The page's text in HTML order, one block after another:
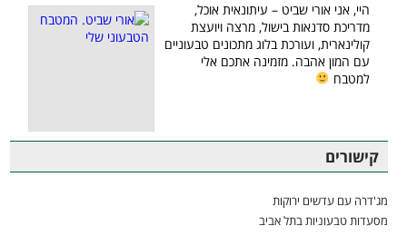
היי, אני אורי שביט – עיתונאית אוכל,
מדריכת סדנאות בישול, מרצה ויועצת
קולינארית, ועורכת בלוג מתכונים טבעוניים
עם המון אהבה. מזמינה אתכם אלי
למטבח
קישורים
מג'דרה עם עדשים ירוקות
מסעדות טבעוניות בתל אביב